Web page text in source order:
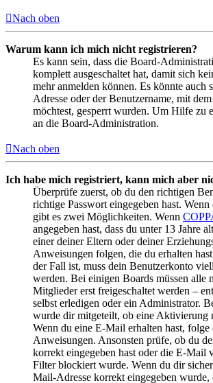
Nach oben
Warum kann ich mich nicht registrieren?
Es kann sein, dass die Board-
komplett ausgeschaltet hat, damit sich
mehr anmelden können. Es könnte auch
Adresse oder der Benutzername, mit
möchtest, gesperrt wurden. Um Hilfe zu
an die Board-Administration.
Nach oben
Ich habe mich registriert, kann mich aber
Überprüfe zuerst, ob du den richtigen
richtige Passwort eingegeben hast. Wenn
gibt es zwei Möglichkeiten. Wenn
angegeben hast, dass du unter 13 Jahre
einer deiner Eltern oder deiner
Anweisungen folgen, die du erhalten
der Fall ist, muss dein Benutzerkonto
werden. Bei einigen Boards müssen alle
Mitglieder erst freigeschaltet werden –
selbst erledigen oder ein Administrator.
wurde dir mitgeteilt, ob eine Aktivierung
Wenn du eine E-Mail erhalten hast, folge
Anweisungen. Ansonsten prüfe, ob du
korrekt eingegeben hast oder die E-Mail
Filter blockiert wurde. Wenn du dir
Mail-Adresse korrekt eingegeben wurde,